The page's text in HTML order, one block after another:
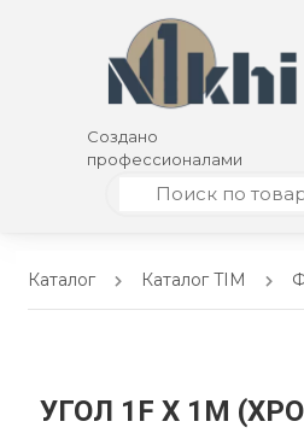
Создано
профессионалами
Каталог Каталог TIM
УГОЛ 1F X 1M